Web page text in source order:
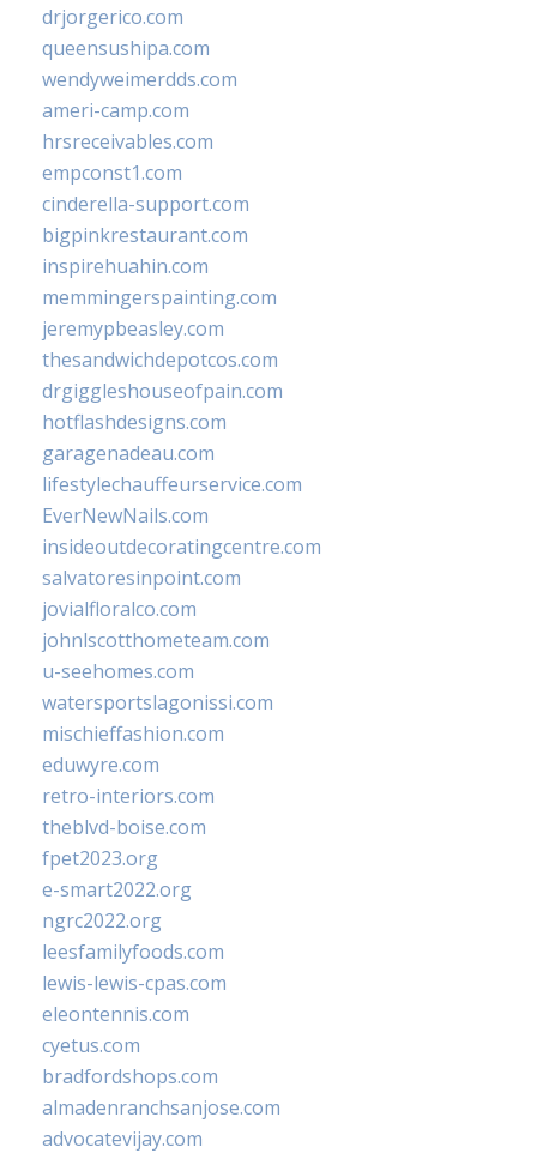
drjorgerico.com
queensushipa.com
wendyweimerdds.com
ameri-camp.com
hrsreceivables.com
empconst1.com
cinderella-support.com
bigpinkrestaurant.com
inspirehuahin.com
memmingerspainting.com
jeremypbeasley.com
thesandwichdepotcos.com
drgiggleshouseofpain.com
hotflashdesigns.com
garagenadeau.com
lifestylechauffeurservice.com
EverNewNails.com
insideoutdecoratingcentre.com
salvatoresinpoint.com
jovialfloralco.com
johnlscotthometeam.com
u-seehomes.com
watersportslagonissi.com
mischieffashion.com
eduwyre.com
retro-interiors.com
theblvd-boise.com
fpet2023.org
e-smart2022.org
ngrc2022.org
leesfamilyfoods.com
lewis-lewis-cpas.com
eleontennis.com
cyetus.com
bradfordshops.com
almadenranchsanjose.com
advocatevijay.com